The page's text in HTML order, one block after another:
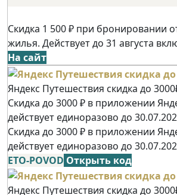
Скидка 1 500 ₽ при бронировании
жилья. Действует до 31 августа
На сайт
Яндекс Путешествия скидка до
Скидка до 3000 ₽ в приложении
действует единоразово до
Скидка до 3000 ₽ в приложении
действует единоразово до
ETO-POVOD Открыть код
Яндекс Путешествия скидка до